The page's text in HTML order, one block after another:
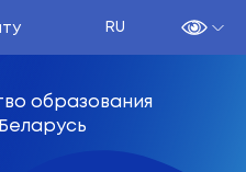
RU
образования